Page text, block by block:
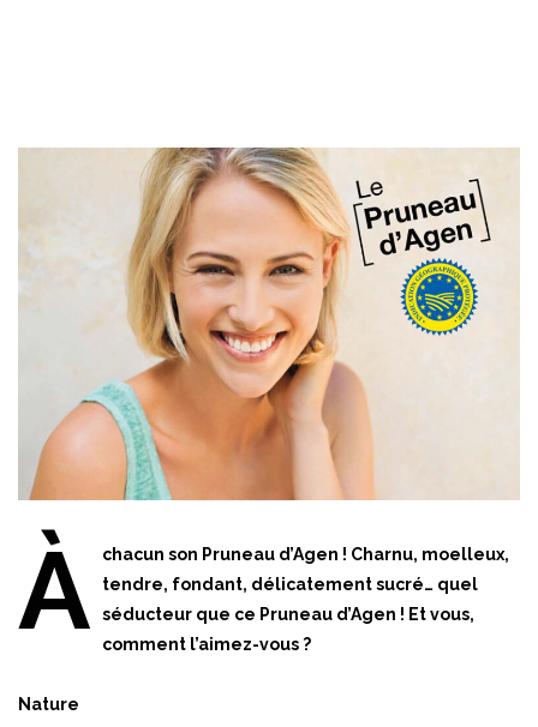
À
chacun son Pruneau d’Agen ! Charnu, moelleux,
tendre, fondant, délicatement sucré… quel
séducteur que ce Pruneau d’Agen ! Et vous,
comment l’aimez-vous ?
Nature